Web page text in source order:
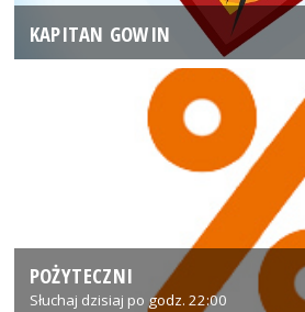
KAPITAN GOWIN
POŻYTECZNI
Słuchaj dzisiaj po godz. 22:00